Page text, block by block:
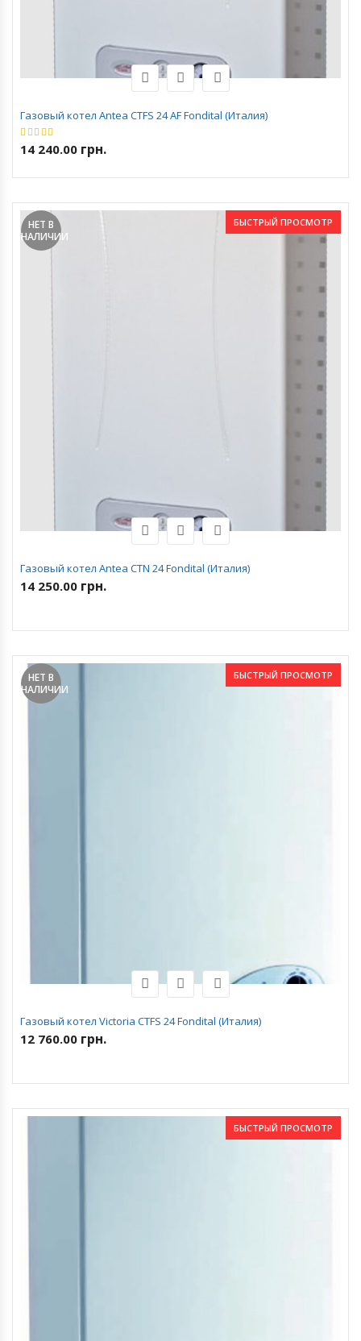
Газовый котел Antea CTFS 24 AF Fondital (Италия)
14 240.00 грн.
НЕТ В
НАЛИЧИИ
БЫСТРЫЙ ПРОСМОТР
Газовый котел Antea CTN 24 Fondital (Италия)
14 250.00 грн.
НЕТ В
НАЛИЧИИ
БЫСТРЫЙ ПРОСМОТР
Газовый котел Victoria CTFS 24 Fondital (Италия)
12 760.00 грн.
БЫСТРЫЙ ПРОСМОТР